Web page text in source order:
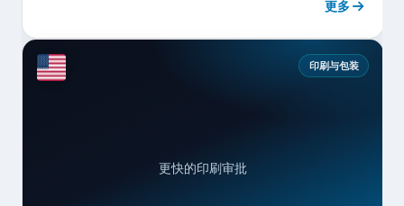
更多
印刷与包装
更快的印刷审批